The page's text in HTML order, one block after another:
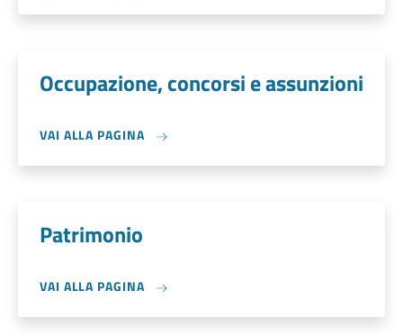
Occupazione, concorsi e assunzioni
VAI ALLA PAGINA
Patrimonio
VAI ALLA PAGINA